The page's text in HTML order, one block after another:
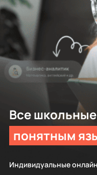
Все
понятным
Индивидуальные